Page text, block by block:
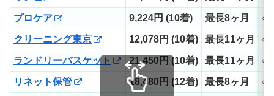
プロケア 9,224円 (10着) 最長8ヶ月 ○
クリーニング東京 12,078円 (10着) 最長11ヶ月 ○
ランドリーバスケット 21,450円 (10着) 最長11ヶ月 ○
リネット保管 18,480円 (12着) 最長8ヶ月 ○